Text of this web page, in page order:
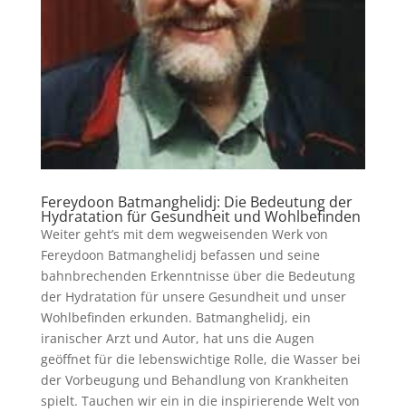
Fereydoon Batmanghelidj: Die Bedeutung der
Hydratation für Gesundheit und Wohlbefinden
Weiter geht’s mit dem wegweisenden Werk von
Fereydoon Batmanghelidj befassen und seine
bahnbrechenden Erkenntnisse über die Bedeutung
der Hydratation für unsere Gesundheit und unser
Wohlbefinden erkunden. Batmanghelidj, ein
iranischer Arzt und Autor, hat uns die Augen
geöffnet für die lebenswichtige Rolle, die Wasser bei
der Vorbeugung und Behandlung von Krankheiten
spielt. Tauchen wir ein in die inspirierende Welt von